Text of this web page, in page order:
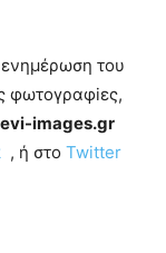
του
φωτογραφiες,
images.gr
, ή στο Twitter